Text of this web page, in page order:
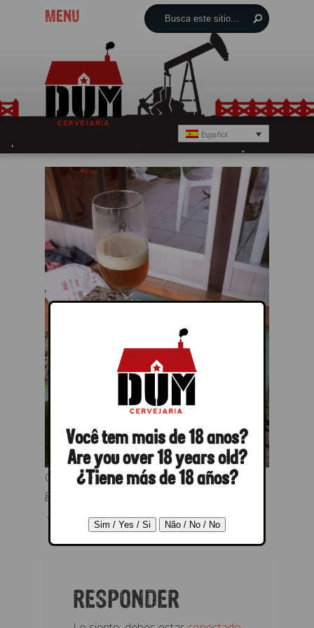
MENU
Español
Grand Cru com carneiro e legumes
grelhados
← AnteriorPróximo →
RESPONDER
Você tem mais de 18 anos?
Are you over 18 years old?
¿Tiene más de 18 años?